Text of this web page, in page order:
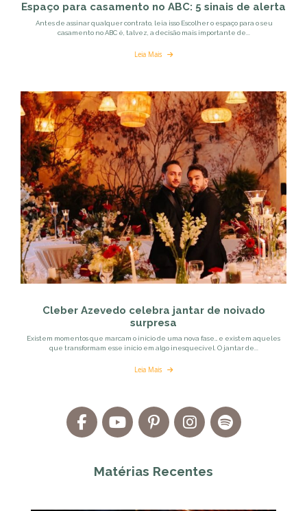
Espaço para casamento no ABC: 5 sinais de alerta
Antes de assinar qualquer contrato, leia isso Escolher o espaço para o seu
casamento no ABC é, talvez, a decisão mais importante de...
Leia Mais
Cleber Azevedo celebra jantar de noivado
surpresa
Existem momentos que marcam o início de uma nova fase… e existem aqueles
que transformam esse início em algo inesquecível. O jantar de...
Leia Mais
Matérias Recentes